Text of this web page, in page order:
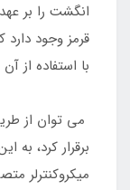
قرمز وجود
با استفاده از
برقرار کرد، به